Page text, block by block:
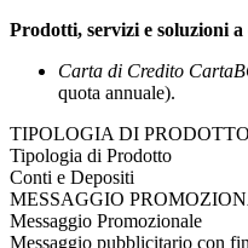
Prodotti, servizi e soluzioni a
Carta di Credito
quota annuale).
TIPOLOGIA DI PRODOTTO
Tipologia di Prodotto
Conti e Depositi
MESSAGGIO
Messaggio Promozionale
Messaggio pubblicitario con